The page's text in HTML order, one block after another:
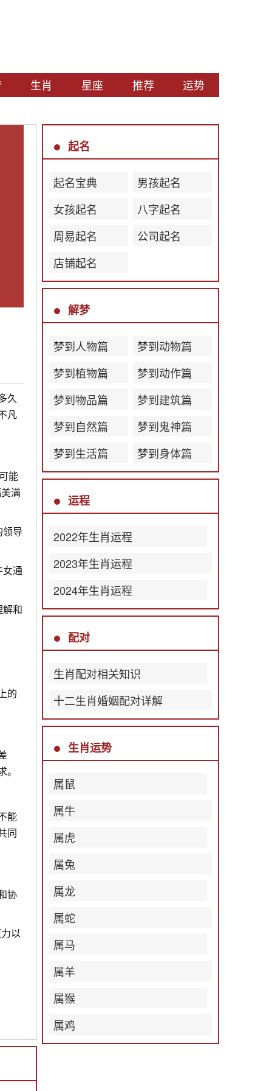
生肖 星座 推荐 运势
久
凡
能
满
领导
通
和
的
能
同
协
以
起名
起名宝典
男孩起名
女孩起名
八字起名
周易起名
公司起名
店铺起名
解梦
梦到人物篇
梦到动物篇
梦到植物篇
梦到动作篇
梦到物品篇
梦到建筑篇
梦到自然篇
梦到鬼神篇
梦到生活篇
梦到身体篇
运程
2022年生肖运程
2023年生肖运程
2024年生肖运程
配对
生肖配对相关知识
十二生肖婚姻配对详解
生肖运势
属鼠
属牛
属虎
属兔
属龙
属蛇
属马
属羊
属猴
属鸡